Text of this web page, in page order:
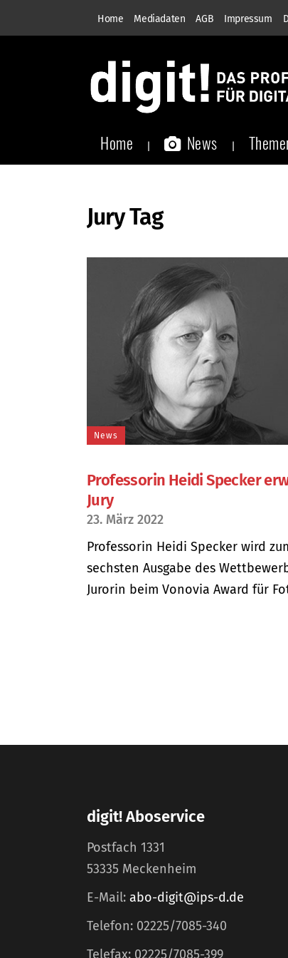
Home Mediadaten AGB Impressum
Home News
Jury Tag
News
Professorin Heidi Specker
Jury
23. März 2022
Professorin Heidi Specker wird
sechsten Ausgabe des
Jurorin beim Vonovia Award für
digit! Aboservice
Postfach 1331
53335 Meckenheim
E-Mail: abo-digit@ips-d.de
Telefon: 02225/7085-340
Telefax: 02225/7085-399